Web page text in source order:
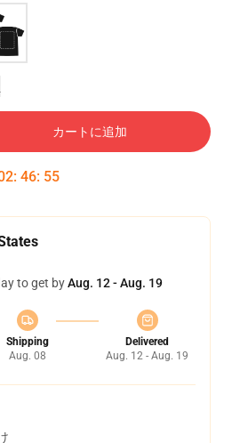
カートに追加
: 46: 54
to get byAug. 12 - Aug. 19
Shipping
Aug. 08
Delivered
Aug. 12 - Aug. 19